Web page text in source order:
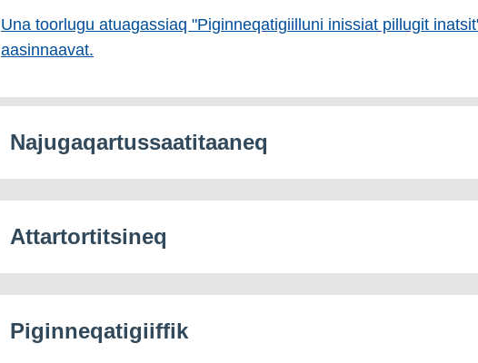
Una toorlugu atuagassiaq "Piginneqatigiilluni inissiat pillugit
aasinnaavat.
Najugaqartussaatitaaneq
Attartortitsineq
Piginneqatigiiffik